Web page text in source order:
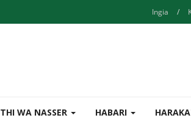
Ingia /
WA NASSER HABARI